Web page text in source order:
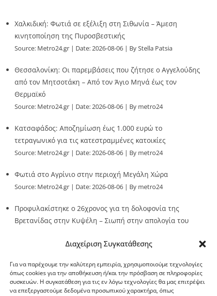
Διαχείριση Συγκατάθεσης
Για να παρέχουμε την καλύτερη εμπειρία, χρησιμοποιούμε τεχνολογίες
όπως cookies για την αποθήκευση ή/και την πρόσβαση σε πληροφορίες
συσκευών. Η συγκατάθεση για τις εν λόγω τεχνολογίες θα μας επιτρέψει
να επεξεργαστούμε δεδομένα προσωπικού χαρακτήρα, όπως
Χαλκιδική: Φωτιά σε εξέλιξη στη Σιθωνία – Άμεση
κινητοποίηση της Πυροσβεστικής
Source: Metro24.gr Date: 2026-08-06 By Stella Patsia
Θεσσαλονίκη: Οι παρεμβάσεις που ζήτησε ο Αγγελούδης
από τον Μητσοτάκη – Από τον Άγιο Μηνά έως τον
Θερμαϊκό
Source: Metro24.gr Date: 2026-08-06 By metro24
Κατσαφάδος: Αποζημίωση έως 1.000 ευρώ το
τετραγωνικό για τις κατεστραμμένες κατοικίες
Source: Metro24.gr Date: 2026-08-06 By metro24
Φωτιά στο Αγρίνιο στην περιοχή Μεγάλη Χώρα
Source: Metro24.gr Date: 2026-08-06 By metro24
Προφυλακίστηκε ο 26χρονος για τη δολοφονία της
Βρετανίδας στην Κυψέλη – Σιωπή στην απολογία του